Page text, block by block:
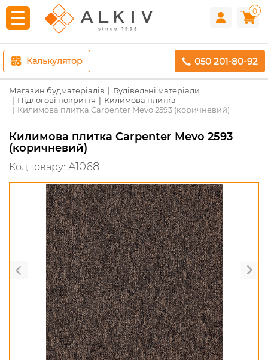
0
Калькулятор 050 201-80-92
Магазин будматеріалів
Будівельні матеріали
Підлогові покриття
Килимова плитка
Килимова плитка Carpenter Mevo 2593 (коричневий)
Килимова плитка Carpenter Mevo 2593
(коричневий)
Код товару: A1068